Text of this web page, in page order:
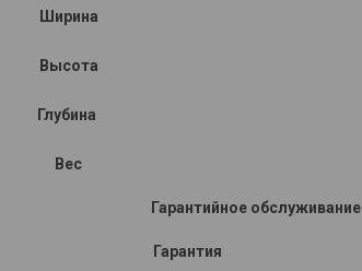
Ширина
Высота
Глубина
Вес
Гарантийное обслуживание
Гарантия